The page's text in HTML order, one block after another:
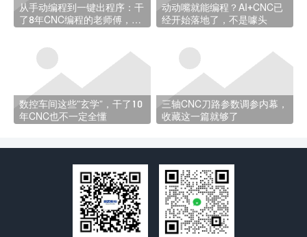
从手动编程到一键出程序：干
了8年CNC编程的老师傅，经
动动嘴就能编程？AI+CNC已
经开始落地了，不是噱头
数控车间这些”玄学”，干了10
年CNC也不一定全懂
三轴CNC刀路参数调参内幕，
收藏这一篇就够了